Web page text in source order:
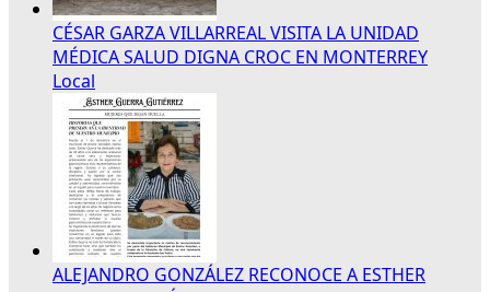
CÉSAR GARZA VILLARREAL VISITA LA UNIDAD
MÉDICA SALUD DIGNA CROC EN MONTERREY
Local
ALEJANDRO GONZÁLEZ RECONOCE A ESTHER